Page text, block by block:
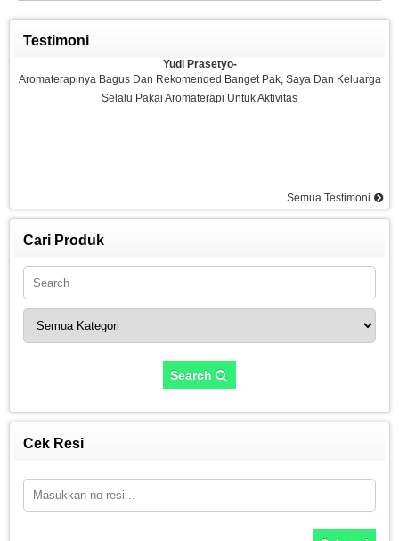
Testimoni
Yudi Prasetyo-
Aromaterapinya Bagus Dan Rekomended Banget Pak, Saya Dan Keluarga
Selalu Pakai Aromaterapi Untuk Aktivitas
Pesan Essential Oil Rasa Strawberry Dan Saya Merasakan Ketenangan
Semua Testimoni
Cari Produk
Search
Cek Resi